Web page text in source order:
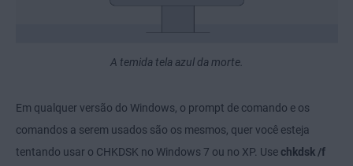
A temida tela azul da morte.
Em qualquer versão do Windows, o prompt de comando e os
comandos a serem usados são os mesmos, quer você esteja
tentando usar o CHKDSK no Windows 7 ou no XP. Use chkdsk /f